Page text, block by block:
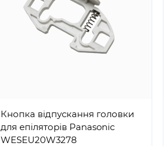
Кнопка відпускання головки
для епіляторів Panasonic
WESEU20W3278